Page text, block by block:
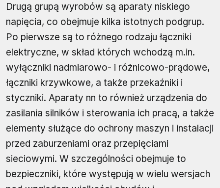
Drugą grupą wyrobów są aparaty niskiego
napięcia, co obejmuje kilka istotnych podgrup.
Po pierwsze są to różnego rodzaju łączniki
elektryczne, w skład których wchodzą m.in.
wyłączniki nadmiarowo- i różnicowo-prądowe,
łączniki krzywkowe, a także przekaźniki i
styczniki. Aparaty nn to również urządzenia do
zasilania silników i sterowania ich pracą, a także
elementy służące do ochrony maszyn i instalacji
przed zaburzeniami oraz przepięciami
sieciowymi. W szczególności obejmuje to
bezpieczniki, które występują w wielu wersjach